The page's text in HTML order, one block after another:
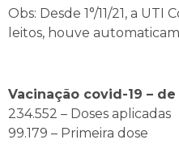
Obs: Desde 1°/11/21, a
leitos, houve
Vacinação covid-19 –
234.552 – Doses aplicadas
99.179 – Primeira dose